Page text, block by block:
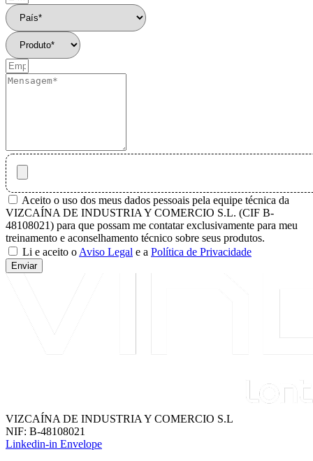
Aceito o uso dos meus dados pessoais pela equipe técnica da
VIZCAÍNA DE INDUSTRIA Y COMERCIO S.L. (CIF B-
48108021) para que possam me contatar exclusivamente para meu
treinamento e aconselhamento técnico sobre seus produtos.
Li e aceito o Aviso Legal e a Política de Privacidade
Enviar
VIZCAÍNA DE INDUSTRIA Y COMERCIO S.L
NIF: B-48108021
Linkedin-in Envelope